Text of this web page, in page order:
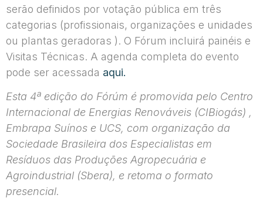
serão definidos por votação pública em três
categorias (profissionais, organizações e unidades
ou plantas geradoras ). O Fórum incluirá painéis e
Visitas Técnicas. A agenda completa do evento
pode ser acessada aqui.
Esta 4ª edição do Fórúm é promovida pelo Centro
Internacional de Energias Renováveis (CIBiogás) ,
Embrapa Suínos e UCS, com organização da
Sociedade Brasileira dos Especialistas em
Resíduos das Produções Agropecuária e
Agroindustrial (Sbera), e retoma o formato
presencial.